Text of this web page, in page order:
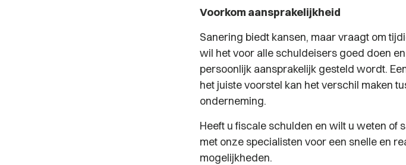
Voorkom aansprakelijkheid
Sanering biedt kansen, maar vraagt om
wil het voor alle schuldeisers goed doen
persoonlijk aansprakelijk gesteld wordt.
het juiste voorstel kan het verschil maken
onderneming.
Heeft u fiscale schulden en wilt u weten of
met onze specialisten voor een snelle en
mogelijkheden.